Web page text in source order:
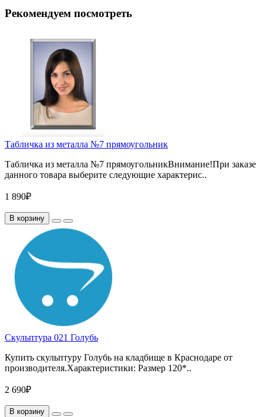
Рекомендуем посмотреть
Табличка из металла №7 прямоугольник
Табличка из металла №7 прямоугольникВнимание!При заказе
данного товара выберите следующие характерис..
1 890₽
В корзину
Скульптура 021 Голубь
Купить скульптуру Голубь на кладбище в Краснодаре от
производителя.Характеристики: Размер 120*..
2 690₽
В корзину